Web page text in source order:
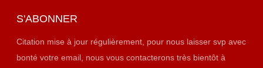
S'ABONNER
Citation mise à jour régulièrement, pour nous laisser svp avec
bonté votre email, nous vous contacterons très bientôt à